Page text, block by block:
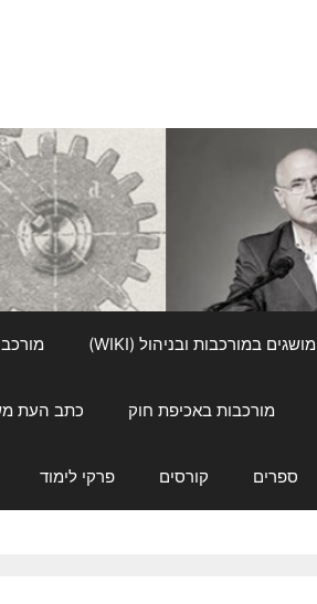
מושגים במורכבות ובניהול (WIKI)
מורכבות באכיפת חוק כתב העת
ספרים קורסים פרקי לימוד